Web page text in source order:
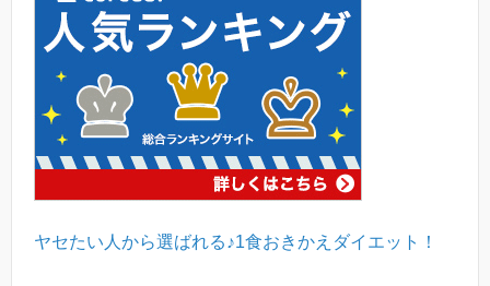
ヤセたい人から選ばれる♪1食おきかえダイエット！